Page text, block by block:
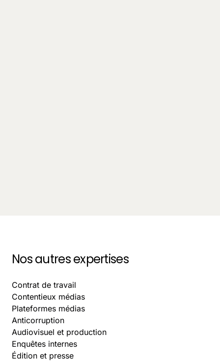
Nos autres expertises
Contrat de travail
Contentieux médias
Plateformes médias
Anticorruption
Audiovisuel et production
Enquêtes internes
Édition et presse